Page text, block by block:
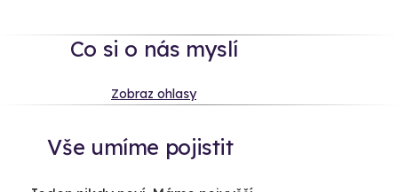
Co si o nás myslí
Zobraz ohlasy
Vše umíme pojistit